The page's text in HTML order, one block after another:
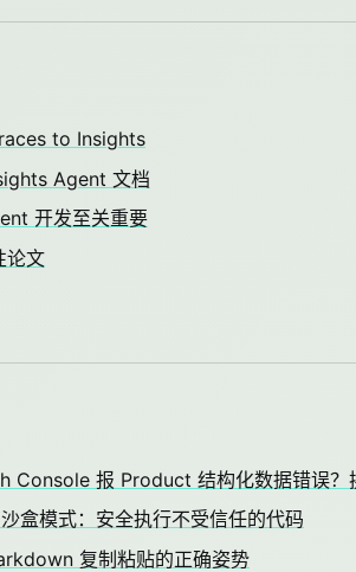
to Insights
Agent 文档
开发至关重要
论文
Console 报 Product 结构化数据错误？
盒模式：安全执行不受信任的代码
复制粘贴的正确姿势